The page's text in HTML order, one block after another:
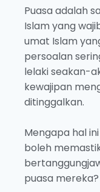
Puasa adalah
Islam yang
umat Islam
persoalan
lelaki seakan-
kewajipan
ditinggalkan.
Mengapa hal
boleh
puasa mereka?